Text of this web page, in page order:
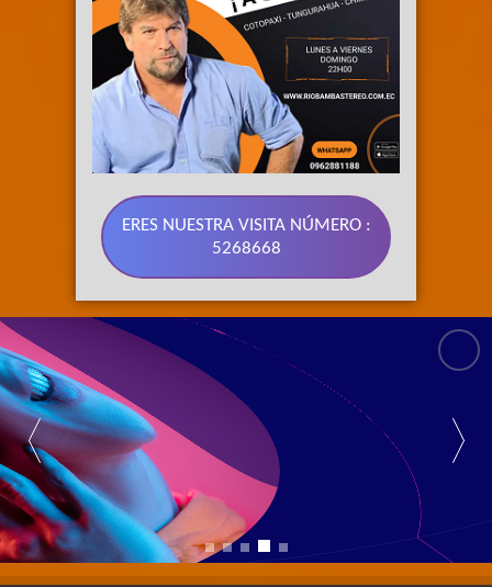
ERES NUESTRA VISITA NÚMERO :
5268668
SOMOS
TECNOLOGIA EN
FM